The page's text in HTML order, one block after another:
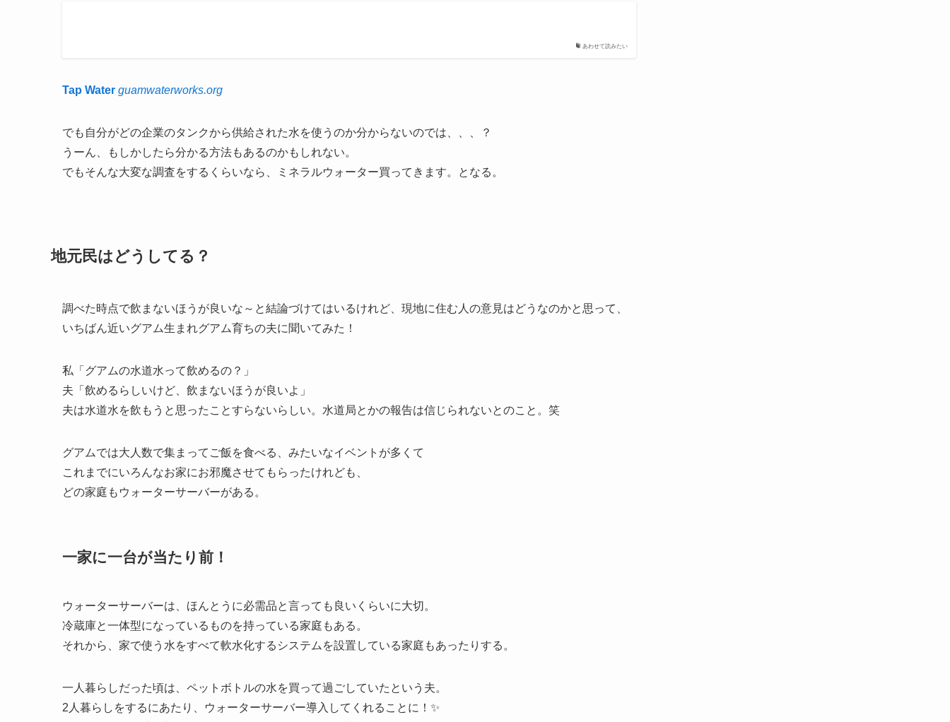
あわせて読みたい
Tap Water guamwaterworks.org
でも自分がどの企業のタンクから供給された水を使うのか分からないのでは、、、？
うーん、もしかしたら分かる方法もあるのかもしれない。
でもそんな大変な調査をするくらいなら、ミネラルウォーター買ってきます。となる。
地元民はどうしてる？
調べた時点で飲まないほうが良いな～と結論づけてはいるけれど、現地に住む人の意見はどうなのかと思って、
いちばん近いグアム生まれグアム育ちの夫に聞いてみた！
私「グアムの水道水って飲めるの？」
夫「飲めるらしいけど、飲まないほうが良いよ」
夫は水道水を飲もうと思ったことすらないらしい。水道局とかの報告は信じられないとのこと。笑
グアムでは大人数で集まってご飯を食べる、みたいなイベントが多くて
これまでにいろんなお家にお邪魔させてもらったけれども、
どの家庭もウォーターサーバーがある。
一家に一台が当たり前！
ウォーターサーバーは、ほんとうに必需品と言っても良いくらいに大切。
冷蔵庫と一体型になっているものを持っている家庭もある。
それから、家で使う水をすべて軟水化するシステムを設置している家庭もあったりする。
一人暮らしだった頃は、ペットボトルの水を買って過ごしていたという夫。
2人暮らしをするにあたり、ウォーターサーバー導入してくれることに！✨